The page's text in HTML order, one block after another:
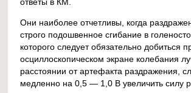
Они наиболее отчетливы, когда
строго подошвенное сгибание в
которого следует обязательно добиться
осциллоскопическом экране колебания
расстоянии от артефакта раздражения,
медленно на 0,5 — 1,0 В увеличить силу